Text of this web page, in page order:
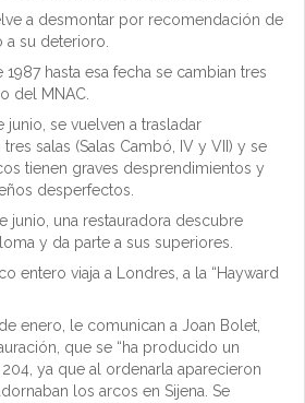
a desmontar por recomendación de
su deterioro.
1987 hasta esa fecha se cambian tres
del MNAC.
junio, se vuelven a trasladar
salas (Salas Cambó, IV y VII) y se
tienen graves desprendimientos y
desperfectos.
junio, una restauradora descubre
y da parte a sus superiores.
entero viaja a Londres, a la “Hayward
enero, le comunican a Joan Bolet,
que se “ha producido un
ya que al ordenarla aparecieron
los arcos en Sijena. Se